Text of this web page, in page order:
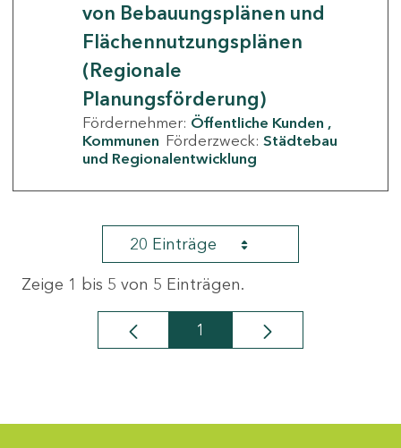
von Bebauungsplänen und
Flächennutzungsplänen
(Regionale
Planungsförderung)
Fördernehmer: Öffentliche Kunden
Kommunen Förderzweck: Städtebau
und Regionalentwicklung
20 Einträge
Zeige 1 bis 5 von 5 Einträgen.
Seite
1